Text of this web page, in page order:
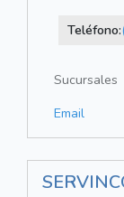
Teléfono:
Sucursales
Email